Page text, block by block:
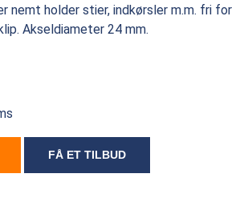
nemt holder stier, indkørsler m.m. fri for
Akseldiameter 24 mm.
FÅ ET TILBUD